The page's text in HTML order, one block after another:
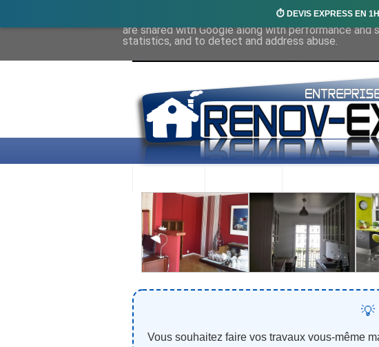
⏱️ DEVIS EXPRESS EN
💡
Vous souhaitez faire vos travaux vous-même
This site uses cookies from Google to deliver its
are shared with Google along with performance
statistics, and to detect and address abuse.